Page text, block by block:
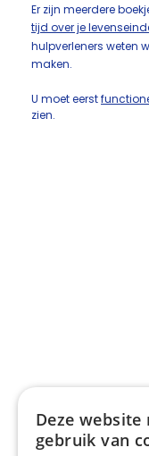
Er zijn meerdere
tijd over je
hulpverleners weten
maken.
U moet eerst
zien.
Deze website
gebruik van